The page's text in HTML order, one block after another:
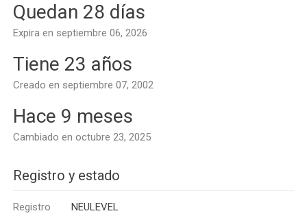
Quedan 28 días
Expira en septiembre 06, 2026
Tiene 23 años
Creado en septiembre 07, 2002
Hace 9 meses
Cambiado en octubre 23, 2025
Registro y estado
Registro NEULEVEL